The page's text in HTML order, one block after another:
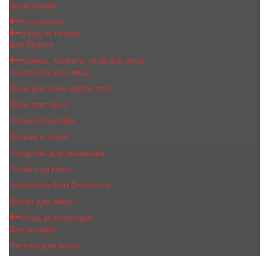
Воскоплавы
Косметика
Уход за лицом
Для бритья
Крема, пилинги, гели для лица
Сыворотки для лица
Крем для кожи вокруг глаз
Крем для лица
Пилинги,Скрабы
Лосьон и тоник
Средства для умывания
Патчи под глаза
Косметика Dari Cosmetics
Маски для лица
Уход за волосами
Для укладки
Филлер для волос